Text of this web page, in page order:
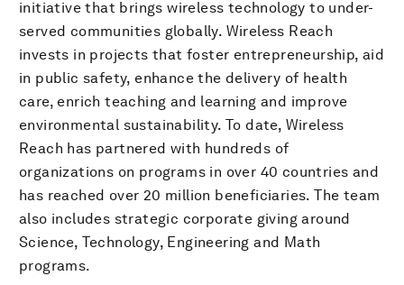
initiative that brings wireless technology to under-
served communities globally. Wireless Reach
invests in projects that foster entrepreneurship, aid
in public safety, enhance the delivery of health
care, enrich teaching and learning and improve
environmental sustainability. To date, Wireless
Reach has partnered with hundreds of
organizations on programs in over 40 countries and
has reached over 20 million beneficiaries. The team
also includes strategic corporate giving around
Science, Technology, Engineering and Math
programs.